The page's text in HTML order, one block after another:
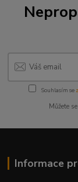
Souhlasím se
Můžete
Informace